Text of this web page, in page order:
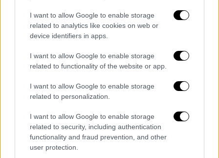
I want to allow Google to enable storage
related to analytics like cookies on web or
device identifiers in apps.
I want to allow Google to enable storage
related to functionality of the website or app.
I want to allow Google to enable storage
related to personalization.
I want to allow Google to enable storage
related to security, including authentication
functionality and fraud prevention, and other
user protection.
8 λέξεις
ΤΗΛΕΟΡΑΣΗ07.07.201919:05
«8 λέξεις»: To παρασκήνιο πίσω από το νέο
σίριαλ των δημιουργών του Τατουάζ
«8 λέξεις»: To παρασκήνιο πίσω από το νέο
σίριαλ των δημιουργών του Τατουάζ